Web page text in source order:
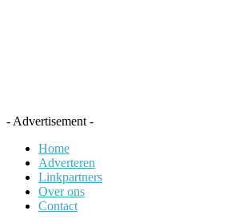
- Advertisement -
Home
Adverteren
Linkpartners
Over ons
Contact